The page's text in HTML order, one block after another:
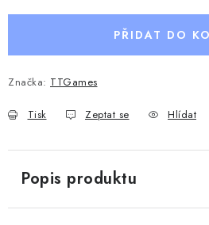
PŘIDAT DO
Značka: TTGames
Tisk Zeptat se Hlídat
Popis produktu